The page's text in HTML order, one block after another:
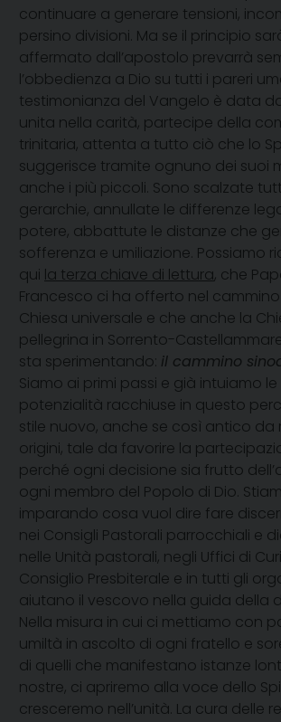
continuare a generare tensioni,
persino divisioni. Ma se il principio
affermato dall’apostolo prevarrà
l’obbedienza a Dio su tutti i pareri
testimonianza del Vangelo è data
unita nella carità, partecipe della
trinitaria, attenta a tutto ciò che lo
suggerisce tramite ognuno dei suoi
anche i più piccoli. Sono scalzate
gerarchie, annullate le differenze
potere, abbattute le distanze che
sofferenza e umiliazione. Possiamo
qui la terza chiave di lettura, che
Francesco ci ha offerto nel
Chiesa universale e che anche la
pellegrina in Sorrento-
sta sperimentando: il cammino
Siamo ai primi passi e già intuiamo le
potenzialità racchiuse in questo
stile nuovo, anche se così antico da
origini, tale da favorire la
perché ogni decisione sia frutto
ogni membro del Popolo di Dio.
imparando cosa vuol dire fare
nei Consigli Pastorali parrocchiali e
nelle Unità pastorali, negli Uffici di
Consiglio Presbiterale e in tutti gli
aiutano il vescovo nella guida della
Nella misura in cui ci mettiamo con
umiltà in ascolto di ogni fratello e
di quelli che manifestano istanze
nostre, ci apriremo alla voce dello
cresceremo nell’unità. La cura delle